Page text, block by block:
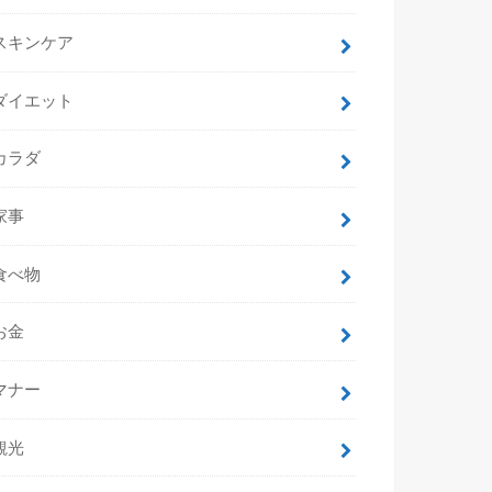
キンケア
イエット
ラダ
事
べ物
金
ナー
光